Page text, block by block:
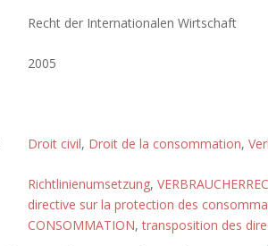
Recht der Internationalen Wirtschaft
2005
Droit civil, Droit de la consommation,
Richtlinienumsetzung,
directive sur la protection des
CONSOMMATION,transposition des